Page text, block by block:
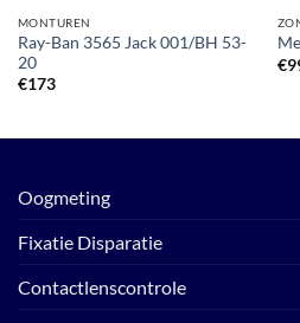
MONTUREN
Ray-Ban 3565 Jack 001/BH 53-
20
€173
€
Oogmeting
Fixatie Disparatie
Contactlenscontrole